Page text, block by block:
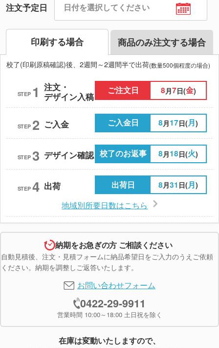
注文予定日
印刷する場合 商品のみ注文する場合
校了(印刷原稿確認)後、2週間～2週間半で出荷(数量500個程度の場合)
STEP 1 注文・
デザイン入稿
ご注文日 8 月7日(金)
STEP 2 ご入金 ご入金日 8 月17日(月)
STEP 3 デザイン確認 校了のお返事 8 月18日(火)
STEP 4 出荷 出荷日 8月31 日(月)
地域別所要日数はこちら
納期をお急ぎの方 ご相談ください
自動見積後、注文・見積フォームに納品希望日をご入力のうえご依頼
ください。納期を調整しご返答いたします。
お問い合わせフォーム
0422-29-9911
営業時間 10:00～18:00 土日祝を除く
在庫は変動いたしますので、